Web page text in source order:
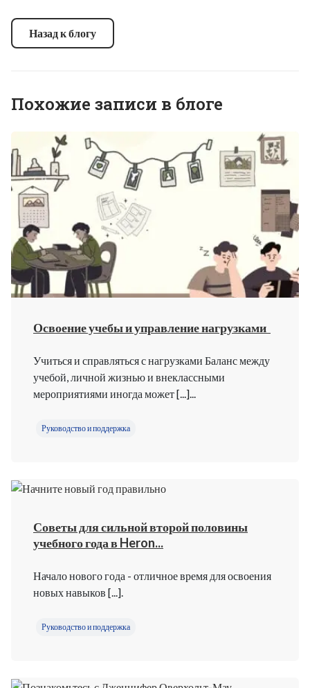
Назад к блогу
Похожие записи в блоге
Освоение учебы и управление нагрузками
Учиться и справляться с нагрузками Баланс между
учебой, личной жизнью и внеклассными
мероприятиями иногда может [...]...
Руководство и поддержка
Советы для сильной второй половины
учебного года в Heron...
Начало нового года - отличное время для освоения
новых навыков [...].
Руководство и поддержка